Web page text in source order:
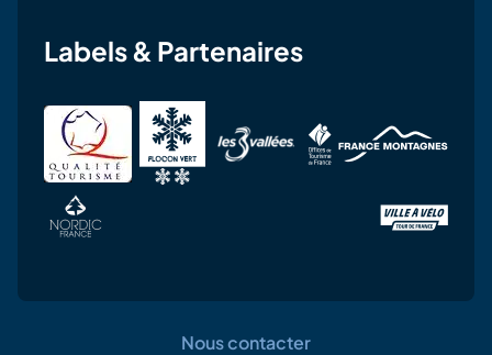
Labels & Partenaires
Nous contacter